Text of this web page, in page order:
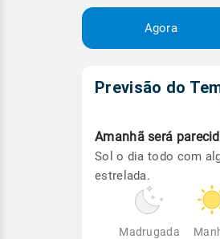
Agora
Previsão do
Amanhã será
Sol o dia todo com
estrelada.
Madrugada